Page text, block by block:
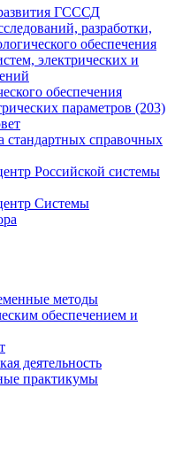
ГСССД
разработки,
обеспечения
электрических и
обеспечения
параметров (203)
стандартных справочных
Российской системы
Системы
методы
обеспечением и
деятельность
практикумы